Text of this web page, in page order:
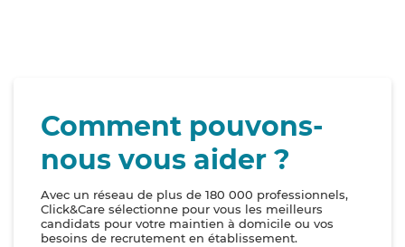
Comment pouvons-
nous vous aider ?
Avec un réseau de plus de 180 000 professionnels,
Click&Care sélectionne pour vous les meilleurs
candidats pour votre maintien à domicile ou vos
besoins de recrutement en établissement.